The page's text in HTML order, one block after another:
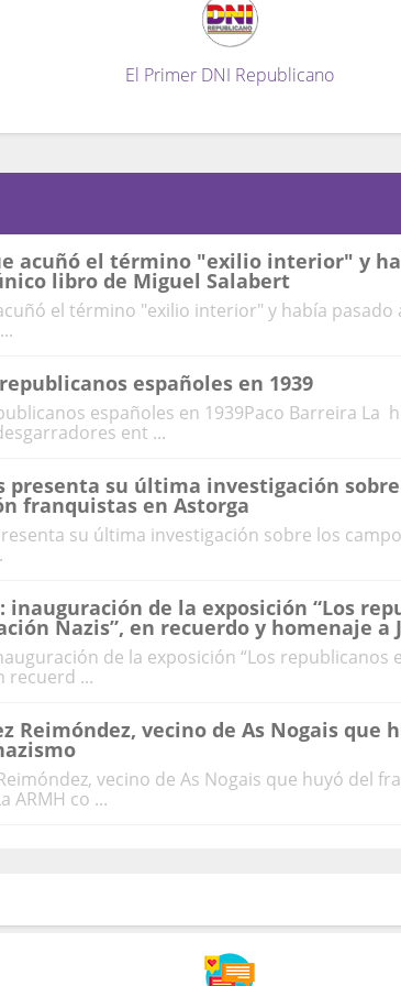
El Primer DNI Republicano
acuñó el término "exilio interior" y
libro de Miguel Salabert
el término "exilio interior" y había pasado
españoles en 1939
españoles en 1939Paco Barreira La
ent ...
presenta su última investigación
franquistas en Astorga
su última investigación sobre los
inauguración de la exposición “Los
Nazis”, en recuerdo y homenaje
de la exposición “Los republicanos
recuerd ...
Reimóndez, vecino de As Nogais que
vecino de As Nogais que huyó del
ARMH co ...